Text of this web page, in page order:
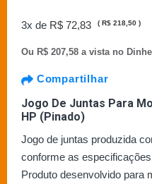
3x de R$ 72,83 ( R$ 218,50 )
Ou R$ 207,58 a vista no
Compartilhar
Jogo De Juntas Para
HP (Pinado)
Jogo de juntas produzida
conforme as
Produto desenvolvido para